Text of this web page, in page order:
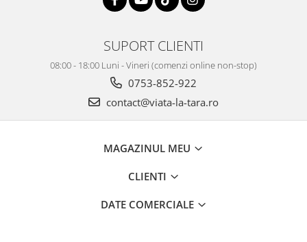
SUPORT CLIENTI
08:00 - 18:00 Luni - Vineri (comenzi online non-stop)
0753-852-922
contact@viata-la-tara.ro
MAGAZINUL MEU
CLIENTI
DATE COMERCIALE